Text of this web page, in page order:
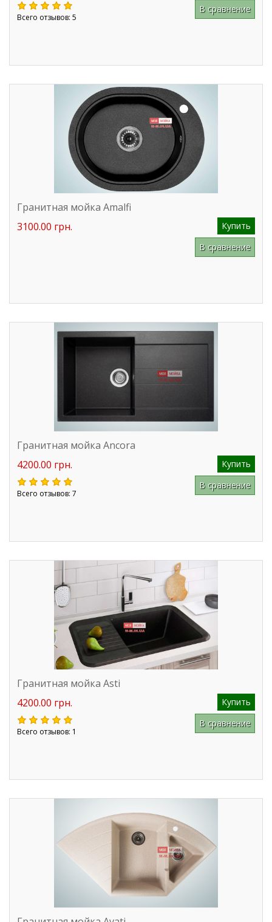
Всего отзывов: 5
В сравнение
Гранитная мойка Amalfi
3100.00 грн.
Купить
В сравнение
Гранитная мойка Ancora
4200.00 грн.
Купить
Всего отзывов: 7
В сравнение
Гранитная мойка Asti
4200.00 грн.
Купить
Всего отзывов: 1
В сравнение